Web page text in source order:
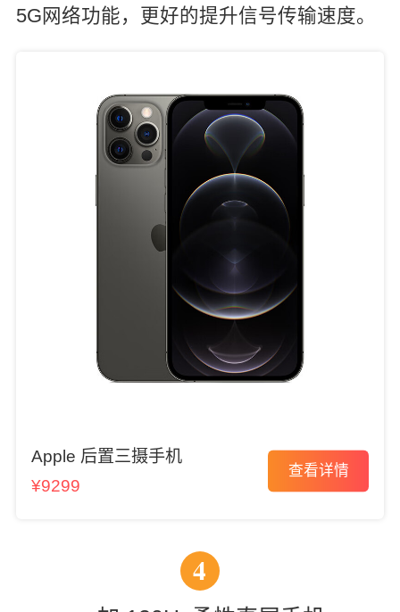
5G网络功能，更好的提升信号传输速度。
Apple 后置三摄手机
¥9299
查看详情
4